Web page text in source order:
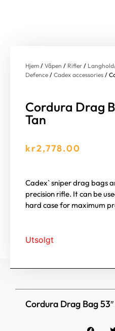
Hjem / Våpen / Rifler /
Defence / Cadex accessories /
Cordura Drag
Tan
kr2,778.00
Cadex` sniper drag bags
precision rifle. It can be
hard case for maximum
Utsolgt
Cordura Drag Bag